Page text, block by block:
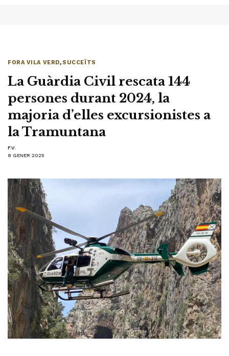
FORA VILA VERD,SUCCEÏTS
La Guàrdia Civil rescata 144
persones durant 2024, la
majoria d’elles excursionistes a
la Tramuntana
F.V.
8 GENER 2025